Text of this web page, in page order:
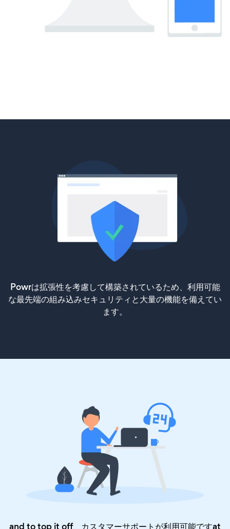
Powrは拡張性を考慮して構築されているため、利用可能
な最先端の組み込みセキュリティと大量の機能を備えてい
ます。